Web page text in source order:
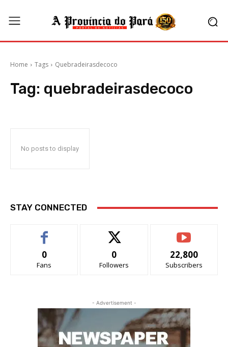
Home Tags Quebradeirasdecoco
Tag: quebradeirasdecoco
No posts to display
STAY CONNECTED
0
Fans
0
Followers
22,800
Subscribers
- Advertisement -